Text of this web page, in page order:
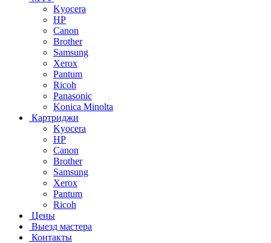
Kyocera
HP
Canon
Brother
Samsung
Xerox
Pantum
Ricoh
Panasonic
Konica Minolta
Картриджи
Kyocera
HP
Canon
Brother
Samsung
Xerox
Pantum
Ricoh
Цены
Выезд мастера
Контакты